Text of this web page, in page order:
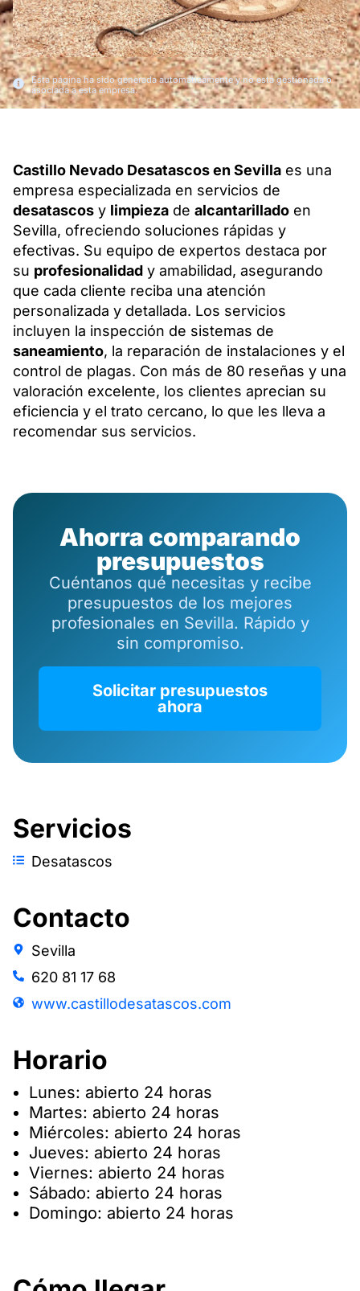
Esta página ha sido generada automáticamente y no está gestionada o
asociada a esta empresa.
Castillo Nevado Desatascos en Sevilla es una
empresa especializada en servicios de
desatascos y limpieza de alcantarillado en
Sevilla, ofreciendo soluciones rápidas y
efectivas. Su equipo de expertos destaca por
su profesionalidad y amabilidad, asegurando
que cada cliente reciba una atención
personalizada y detallada. Los servicios
incluyen la inspección de sistemas de
saneamiento, la reparación de instalaciones y el
control de plagas. Con más de 80 reseñas y una
valoración excelente, los clientes aprecian su
eficiencia y el trato cercano, lo que les lleva a
recomendar sus servicios.
Ahorra comparando
presupuestos
Cuéntanos qué necesitas y recibe
presupuestos de los mejores
profesionales en Sevilla. Rápido y
sin compromiso.
Solicitar presupuestos
ahora
Servicios
Desatascos
Contacto
Sevilla
620 81 17 68
www.castillodesatascos.com
Horario
Lunes: abierto 24 horas
Martes: abierto 24 horas
Miércoles: abierto 24 horas
Jueves: abierto 24 horas
Viernes: abierto 24 horas
Sábado: abierto 24 horas
Domingo: abierto 24 horas